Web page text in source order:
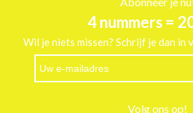
4 nummers =
Wil je niets missen? Schrijf je dan in
Volg ons op!